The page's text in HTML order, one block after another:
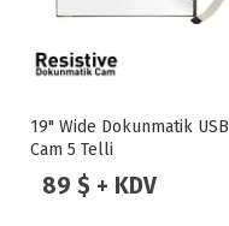
19" Wide Dokunmatik USB
Cam 5 Telli
89 $ + KDV